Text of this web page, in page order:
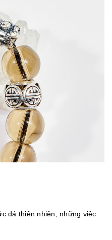
đá thiên nhiên, những việc